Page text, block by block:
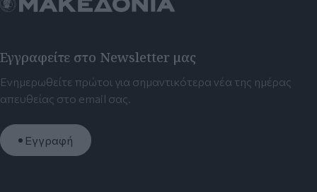
Εγγραφείτε στο Newsletter μας
Ενημερωθείτε πρώτοι για σημαντικότερα νέα της ημέρας
απευθείας στο email σας.
Εγγραφή